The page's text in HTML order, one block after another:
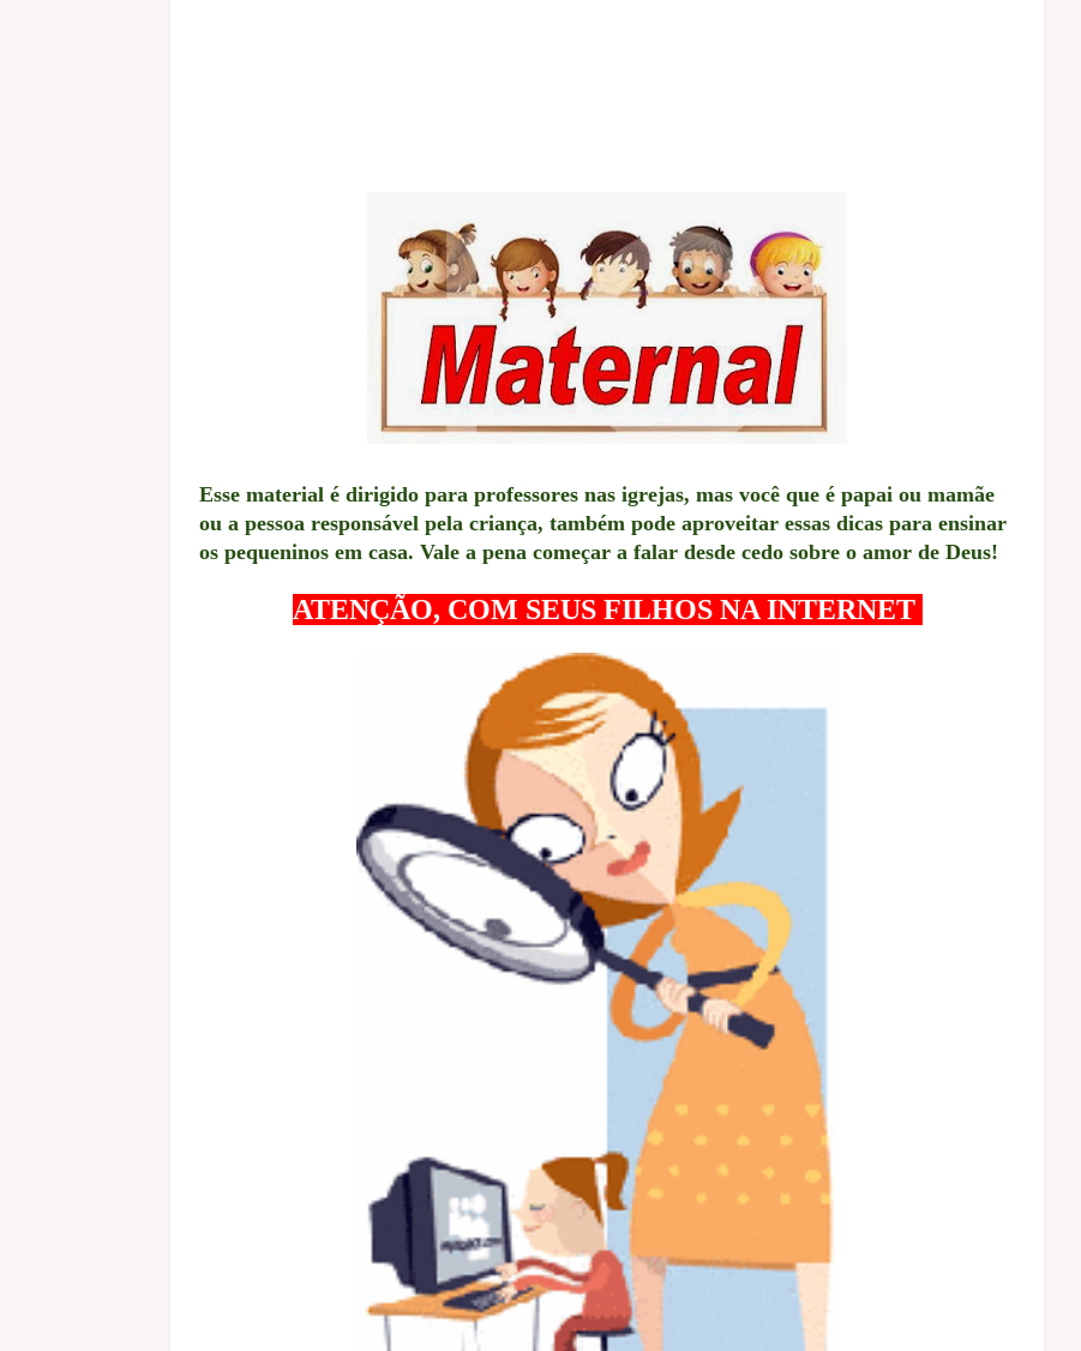
Esse material é dirigido para professores nas igrejas, mas você que é papai ou mamãe
ou a pessoa responsável pela criança, também pode aproveitar essas dicas para ensinar
os pequeninos em casa. Vale a pena começar a falar desde cedo sobre o amor de Deus!
ATENÇÃO, COM SEUS FILHOS NA INTERNET